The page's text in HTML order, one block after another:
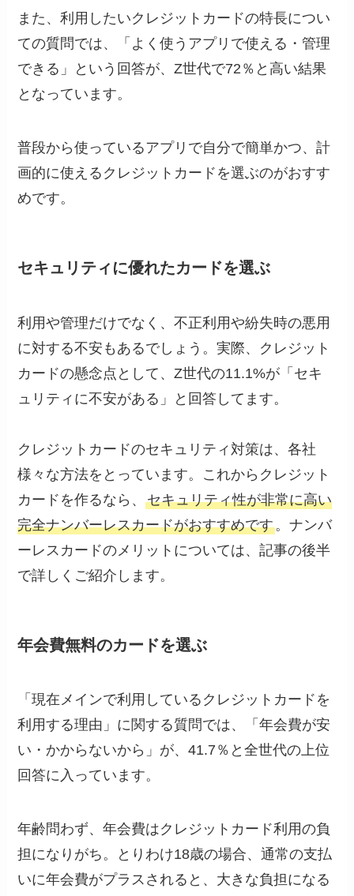
また、利用したいクレジットカードの特長につい
ての質問では、「よく使うアプリで使える・管理
できる」という回答が、Z世代で72％と高い結果
となっています。
普段から使っているアプリで自分で簡単かつ、計
画的に使えるクレジットカードを選ぶのがおすす
めです。
セキュリティに優れたカードを選ぶ
利用や管理だけでなく、不正利用や紛失時の悪用
に対する不安もあるでしょう。実際、クレジット
カードの懸念点として、Z世代の11.1%が「セキ
ュリティに不安がある」と回答してます。
クレジットカードのセキュリティ対策は、各社
様々な方法をとっています。これからクレジット
カードを作るなら、セキュリティ性が非常に高い
完全ナンバーレスカードがおすすめです。ナンバ
ーレスカードのメリットについては、記事の後半
で詳しくご紹介します。
年会費無料のカードを選ぶ
「現在メインで利用しているクレジットカードを
利用する理由」に関する質問では、「年会費が安
い・かからないから」が、41.7％と全世代の上位
回答に入っています。
年齢問わず、年会費はクレジットカード利用の負
担になりがち。とりわけ18歳の場合、通常の支払
いに年会費がプラスされると、大きな負担になる